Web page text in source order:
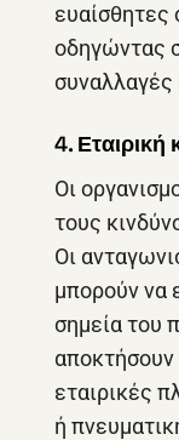
ευαίσθητες
οδηγώντας
συναλλαγές
4. Εταιρική
Οι
τους
Οι
μπορούν να
σημεία του
εταιρικές
ή